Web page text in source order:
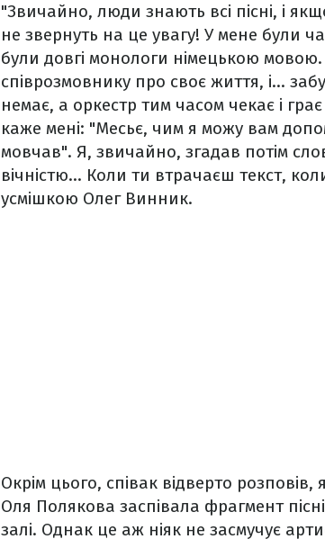
"Звичайно, люди знають всі пісні, і
не звернуть на це увагу! У мене були
були довгі монологи німецькою мовою.
співрозмовнику про своє життя, і…
немає, а оркестр тим часом чекає і
каже мені: "Месьє, чим я можу вам
мовчав". Я, звичайно, згадав потім
вічністю… Коли ти втрачаєш текст,
усмішкою Олег Винник.
Окрім цього, співак відверто
Оля Полякова заспівала фрагмент
залі. Однак це аж ніяк не засмучує